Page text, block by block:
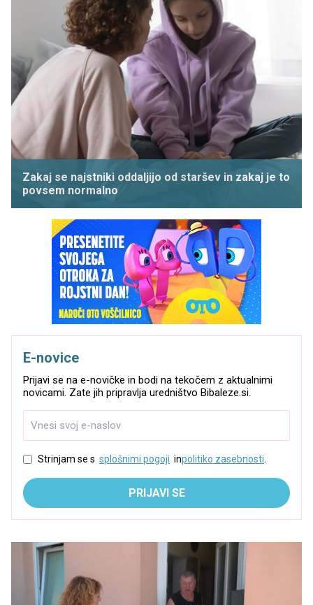
Zakaj se najstniki oddaljijo od staršev in zakaj je to
povsem normalno
E-novice
Prijavi se na e-novičke in bodi na tekočem z aktualnimi
novicami. Zate jih pripravlja uredništvo Bibaleze.si.
Strinjam se s splošnimi pogoji inpolitiko zasebnosti
PRIJAVI SE